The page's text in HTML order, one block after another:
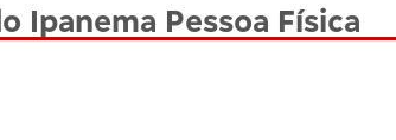
Ipanema Pessoa Física